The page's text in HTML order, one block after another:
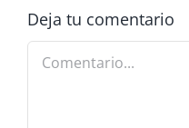
Deja tu comentario
Comentario